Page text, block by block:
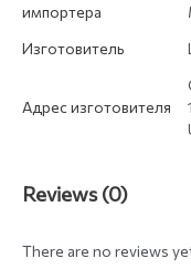
импортера
Изготовитель
Адрес изготовителя
Reviews (0)
There are no reviews